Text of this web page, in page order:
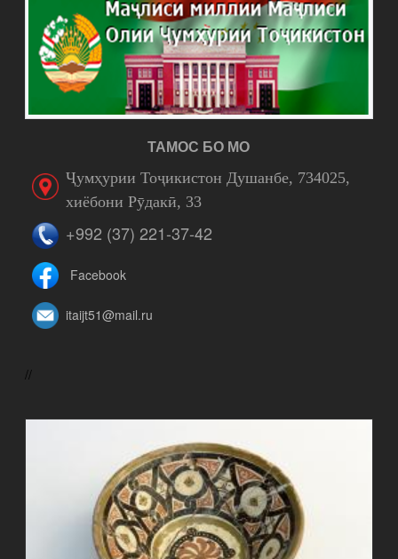
ТАМОС БО МО
Ҷумҳурии Тоҷикистон Душанбе, 734025,
хиёбони Рӯдакӣ, 33
+992 (37) 221-37-42
Facebook
itaijt51@mail.ru
//